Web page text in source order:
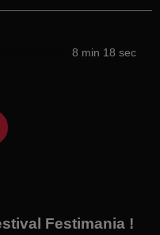
8 min 18 sec
Festimania !